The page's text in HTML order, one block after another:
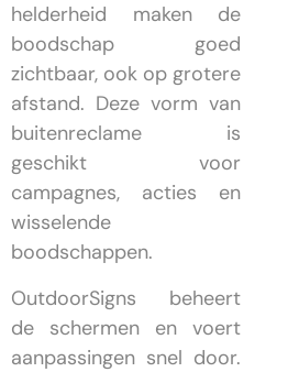
helderheid maken de
boodschap goed
zichtbaar, ook op grotere
afstand. Deze vorm van
buitenreclame is
geschikt voor
campagnes, acties en
wisselende
boodschappen.
OutdoorSigns beheert
de schermen en voert
aanpassingen snel door.